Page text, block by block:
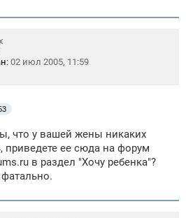
02 июл 2005, 11:59
что у вашей жены никаких
ее сюда на форум
в раздел "Хочу ребенка"?